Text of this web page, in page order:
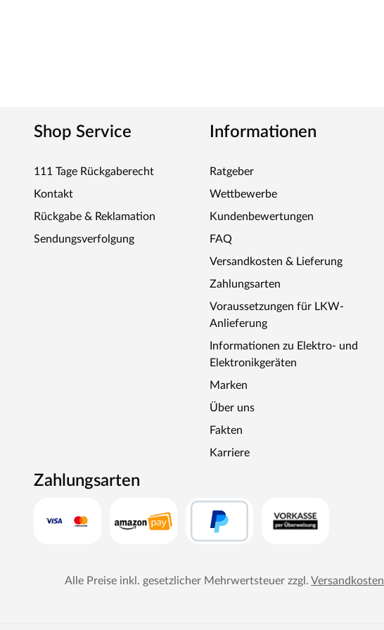
Shop Service
111 Tage Rückgaberecht
Kontakt
Rückgabe & Reklamation
Sendungsverfolgung
Informationen
Ratgeber
Wettbewerbe
Kundenbewertungen
FAQ
Versandkosten & Lieferung
Zahlungsarten
Voraussetzungen für LKW-
Anlieferung
Informationen zu Elektro- und
Elektronikgeräten
Marken
Über uns
Fakten
Karriere
Zahlungsarten
Alle Preise inkl. gesetzlicher Mehrwertsteuer zzgl. Versandkosten